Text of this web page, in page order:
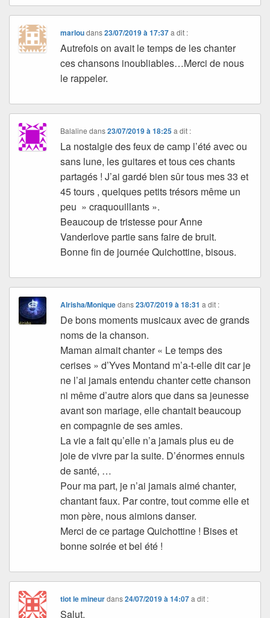
marloudans23/07/2019 à 17:37 a dit :
Autrefois on avait le temps de les chanter
ces chansons inoubliables…Merci de nous
le rappeler.
Balaline dans23/07/2019 à 18:25 a dit :
La nostalgie des feux de camp l’été avec ou
sans lune, les guitares et tous ces chants
partagés ! J’ai gardé bien sûr tous mes 33 et
45 tours , quelques petits trésors même un
peu » craquouillants ».
Beaucoup de tristesse pour Anne
Vanderlove partie sans faire de bruit.
Bonne fin de journée Quichottine, bisous.
Alrisha/Moniquedans23/07/2019 à 18:31 a dit :
De bons moments musicaux avec de grands
noms de la chanson.
Maman aimait chanter « Le temps des
cerises » d’Yves Montand m’a-t-elle dit car je
ne l’ai jamais entendu chanter cette chanson
ni même d’autre alors que dans sa jeunesse
avant son mariage, elle chantait beaucoup
en compagnie de ses amies.
La vie a fait qu’elle n’a jamais plus eu de
joie de vivre par la suite. D’énormes ennuis
de santé, …
Pour ma part, je n’ai jamais aimé chanter,
chantant faux. Par contre, tout comme elle et
mon père, nous aimions danser.
Merci de ce partage Quichottine ! Bises et
bonne soirée et bel été !
tiot le mineurdans24/07/2019 à 14:07 a dit :
Salut,